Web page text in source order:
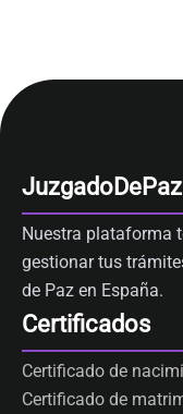
Nuestra plataforma
gestionar tus
de Paz en España.
Certificados
Certificado de
Certificado de